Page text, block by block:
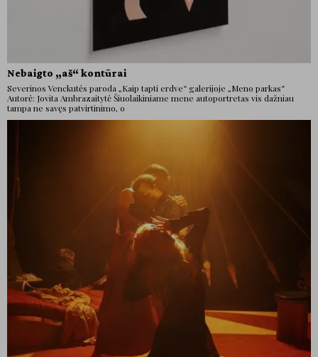
Nebaigto „aš“ kontūrai
Severinos Venckutės paroda „Kaip tapti erdve“ galerijoje „Meno parkas“
Autorė: Jovita Ambrazaitytė Šiuolaikiniame mene autoportretas vis dažniau
tampa ne savęs patvirtinimo, o